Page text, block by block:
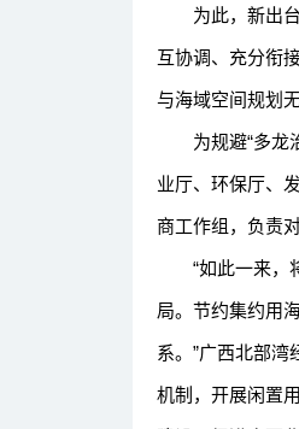
为此，新出台
互协调、充分衔
与海域空间规划
为规避“多龙治
业厅、环保厅、
商工作组，负责
“如此一来，将
局。节约集约用
系。”广西北部
机制，开展闲置